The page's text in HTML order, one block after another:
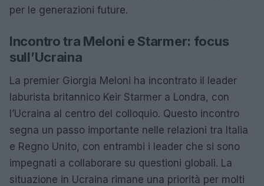
per le generazioni future.
Incontro tra Meloni e Starmer: focus
sull’Ucraina
La premier Giorgia Meloni ha incontrato il leader
laburista britannico Keir Starmer a Londra, con
l’Ucraina al centro del colloquio. Questo incontro
segna un passo importante nelle relazioni tra Italia
e Regno Unito, con entrambi i leader che si sono
impegnati a collaborare su questioni globali. La
situazione in Ucraina rimane una priorità per molti